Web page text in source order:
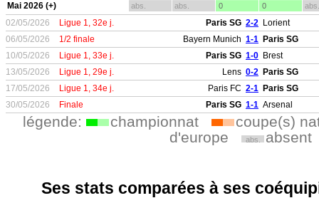
Mai 2026 (+) abs. abs. 0 0 abs.
02/05/2026 Ligue 1, 32e j. Paris SG 2-2 Lorient
06/05/2026
1/2 finale Bayern Munich 1-1 Paris SG
10/05/2026
Ligue 1, 33e j. Paris SG 1-0 Brest
13/05/2026
Ligue 1, 29e j. Lens 0-2 Paris SG
17/05/2026
Ligue 1, 34e j. Paris FC 2-1 Paris SG
30/05/2026
Finale Paris SG 1-1 Arsenal
légende: championnat
coupe(s)
d'europe
abs. absent
Ses stats comparées à ses